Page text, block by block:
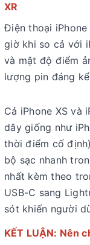
XR
Điện thoại iPhone
giờ khi so cả với
và mật độ điểm
lượng pin đáng
Cả iPhone XS và
dây giống như
thời điểm cố
bộ sạc nhanh
nhất kèm theo
USB-C sang
sót khiến người
KẾT LUẬN: Nên